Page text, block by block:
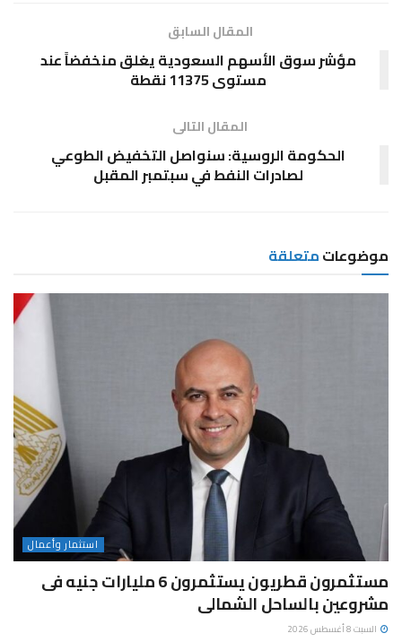
المقال السابق
مؤشر سوق الأسهم السعودية يغلق منخفضاً عند
مستوى 11375 نقطة
المقال التالى
الحكومة الروسية: سنواصل التخفيض الطوعي
لصادرات النفط في سبتمبر المقبل
موضوعاتمتعلقة
استثمار وأعمال
مستثمرون قطريون يستثمرون 6 مليارات جنيه فى
مشروعين بالساحل الشمالى
السبت 8 أغسطس 2026